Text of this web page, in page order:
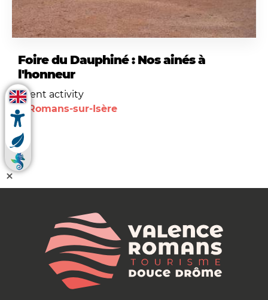
Foire du Dauphiné : Nos ainés à
l'honneur
Event activity
Romans-sur-Isère